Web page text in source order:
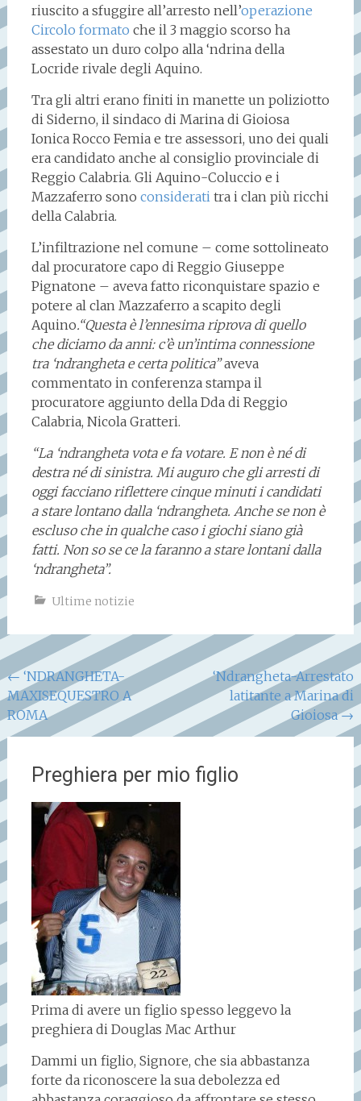
riuscito a sfuggire all’arresto nell’operazione
Circolo formato che il 3 maggio scorso ha
assestato un duro colpo alla ‘ndrina della
Locride rivale degli Aquino.
Tra gli altri erano finiti in manette un poliziotto
di Siderno, il sindaco di Marina di Gioiosa
Ionica Rocco Femia e tre assessori, uno dei quali
era candidato anche al consiglio provinciale di
Reggio Calabria. Gli Aquino-Coluccio e i
Mazzaferro sono consideratitra i clan più ricchi
della Calabria.
L’infiltrazione nel comune – come sottolineato
dal procuratore capo di Reggio Giuseppe
Pignatone – aveva fatto riconquistare spazio e
potere al clan Mazzaferro a scapito degli
Aquino.“Questa è l’ennesima riprova di quello
che diciamo da anni: c’è un’intima connessione
tra ‘ndrangheta e certa politica”aveva
commentato in conferenza stampa il
procuratore aggiunto della Dda di Reggio
Calabria, Nicola Gratteri.
“La ‘ndrangheta vota e fa votare. E non è né di
destra né di sinistra. Mi auguro che gli arresti di
oggi facciano riflettere cinque minuti i candidati
a stare lontano dalla ‘ndrangheta. Anche se non è
escluso che in qualche caso i giochi siano già
fatti. Non so se ce la faranno a stare lontani dalla
‘ndrangheta”.
Ultime notizie
Navigazione
articoli
← ‘NDRANGHETA-
MAXISEQUESTRO A
ROMA
‘Ndrangheta-Arrestato
latitante a Marina di
Gioiosa→
Preghiera per mio figlio
Prima di avere un figlio spesso leggevo la
preghiera di Douglas Mac Arthur
Dammi un figlio, Signore, che sia abbastanza
forte da riconoscere la sua debolezza ed